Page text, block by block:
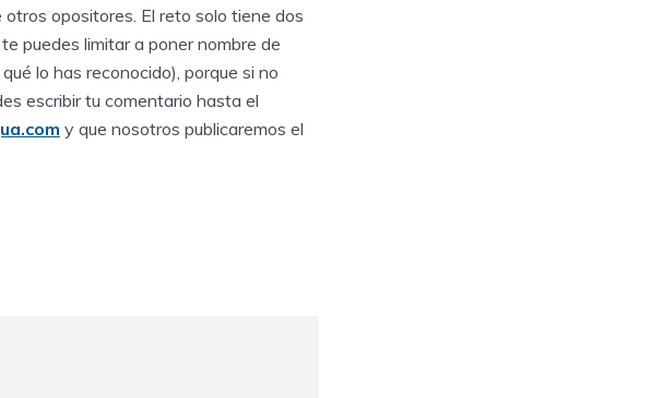
opositores. El reto solo tiene dos
puedes limitar a poner nombre de
lo has reconocido), porque si no
escribir tu comentario hasta el
y que nosotros publicaremos el